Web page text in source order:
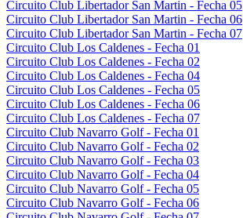
Circuito Club Libertador San Martin - Fecha 05
Circuito Club Libertador San Martin - Fecha 06
Circuito Club Libertador San Martin - Fecha 07
Circuito Club Los Caldenes - Fecha 01
Circuito Club Los Caldenes - Fecha 02
Circuito Club Los Caldenes - Fecha 04
Circuito Club Los Caldenes - Fecha 05
Circuito Club Los Caldenes - Fecha 06
Circuito Club Los Caldenes - Fecha 07
Circuito Club Navarro Golf - Fecha 01
Circuito Club Navarro Golf - Fecha 02
Circuito Club Navarro Golf - Fecha 03
Circuito Club Navarro Golf - Fecha 04
Circuito Club Navarro Golf - Fecha 05
Circuito Club Navarro Golf - Fecha 06